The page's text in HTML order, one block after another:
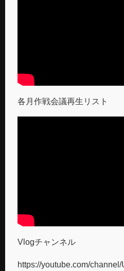
各月作戦会議再生リスト
Vlogチャンネル
https://youtube.com/